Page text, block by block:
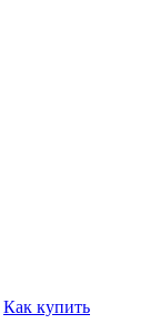
Как купить